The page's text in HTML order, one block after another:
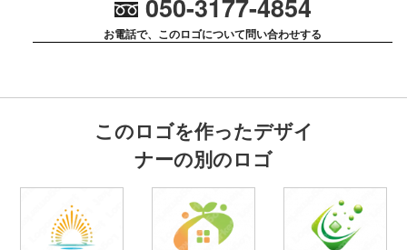
050-3177-4854
お電話で、このロゴについて問い合わせする
このロゴを作ったデザイ
ナーの別のロゴ